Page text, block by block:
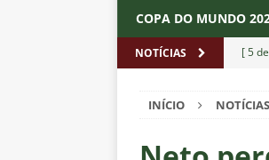
COPA DO MUNDO
NOTÍCIAS [ 5
[ 5
INÍCIO NOTÍCIAS